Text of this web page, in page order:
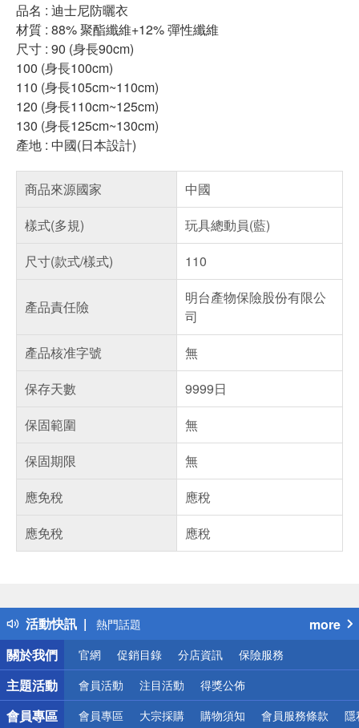
品名 : 迪士尼防曬衣
材質 : 88% 聚酯纖維+12% 彈性纖維
尺寸 : 90 (身長90cm)
100 (身長100cm)
110 (身長105cm~110cm)
120 (身長110cm~125cm)
130 (身長125cm~130cm)
產地 : 中國(日本設計)
商品來源國家
中國
樣式(多規)
玩具總動員(藍)
尺寸(款式/樣式)
110
產品責任險
明台產物保險股份有限公
司
產品核准字號
無
保存天數
9999日
保固範圍
無
保固期限
無
應免稅
應稅
應免稅
應稅
活動快訊
得獎公告
熱門話題
銀行優惠
偏遠地區配送
詐騙網頁！請小心！
more
關於我們
官網 促銷目錄 分店資訊 保險服務
主題活動 會員活動 注目活動 得獎公佈
會員專區 會員專區 大宗採購 購物須知 會員服務條款 隱